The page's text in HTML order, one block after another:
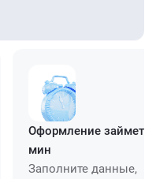
Оформление займет
мин
Заполните данные,